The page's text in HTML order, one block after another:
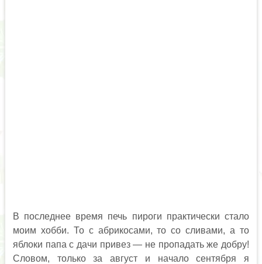
В последнее время печь пироги практически стало
моим хобби. То с абрикосами, то со сливами, а то
яблоки папа с дачи привез — не пропадать же добру!
Словом, только за август и начало сентября я